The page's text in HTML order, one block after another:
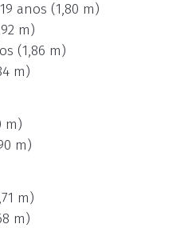
anos (1,80 m)
m)
(1,86 m)
m)
m)
m)
m)
m)